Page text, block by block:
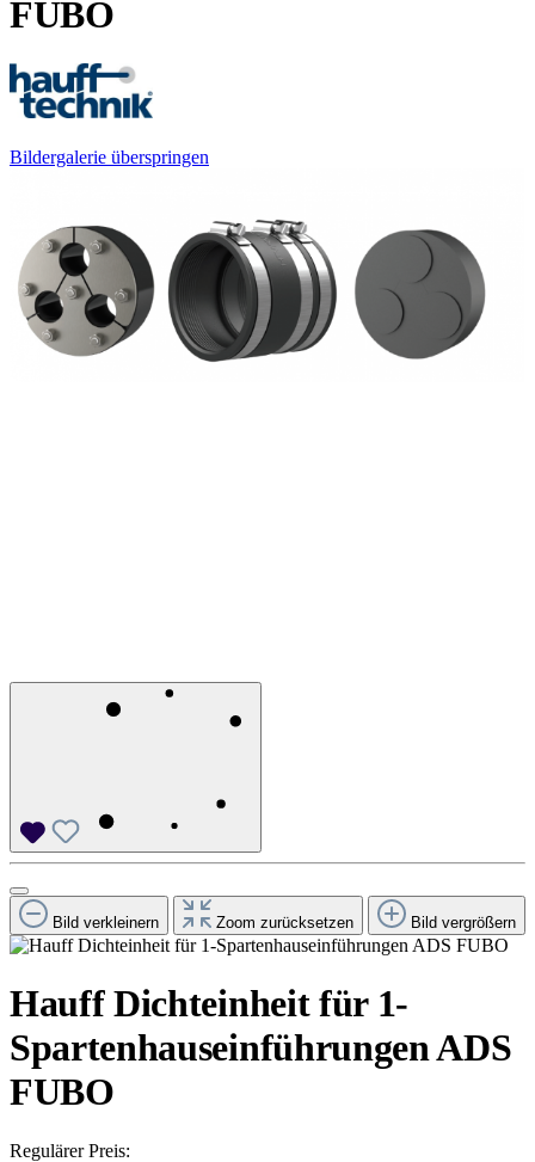
FUBO
Bildergalerie überspringen
Bild verkleinern Zoom zurücksetzen Bild vergrößern
Hauff Dichteinheit für 1-
Spartenhauseinführungen ADS
FUBO
Regulärer Preis: